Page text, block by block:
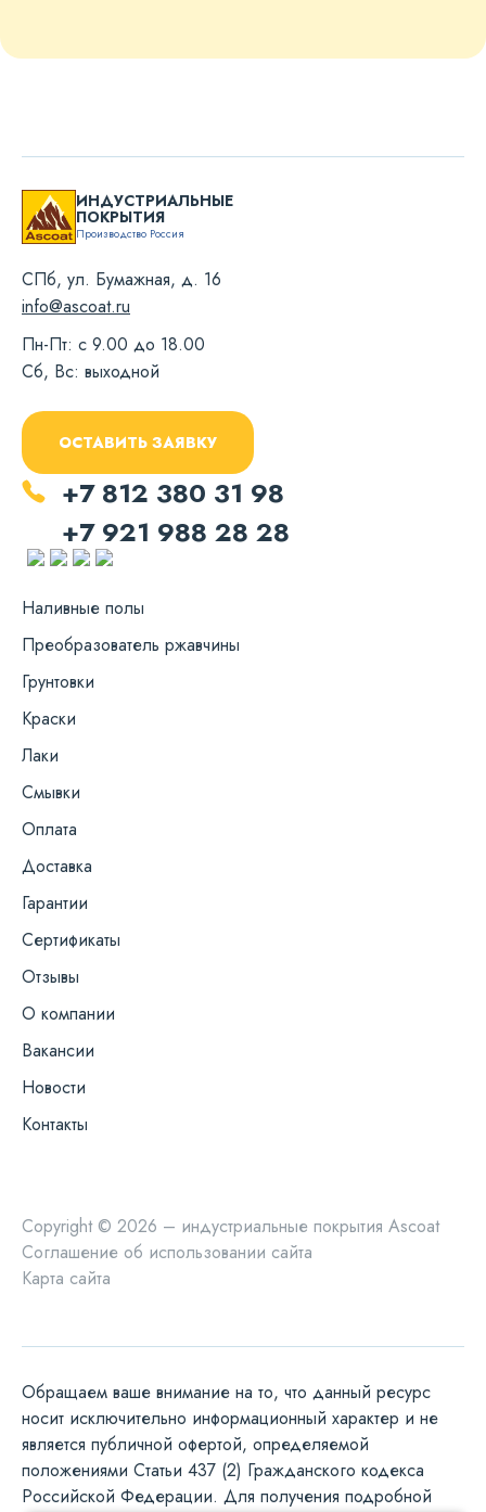
ИНДУСТРИАЛЬНЫЕ
ПОКРЫТИЯ
Производство Россия
СПб, ул. Бумажная, д. 16
info@ascoat.ru
Пн-Пт: с 9.00 до 18.00
Сб, Вс: выходной
Наливные полы
Преобразователь ржавчины
Грунтовки
Краски
Лаки
Смывки
Оплата
Доставка
Гарантии
Сертификаты
Отзывы
О компании
Вакансии
Новости
Контакты
+7 812 380 31 98
+7 921 988 28 28
ОСТАВИТЬ ЗАЯВКУ
Copyright © 2026 – индустриальные покрытия Ascoat
Соглашение об использовании сайта
Карта сайта
Обращаем ваше внимание на то, что данный ресурс
носит исключительно информационный характер и не
является публичной офертой, определяемой
положениями Статьи 437 (2) Гражданского кодекса
Российской Федерации. Для получения подробной